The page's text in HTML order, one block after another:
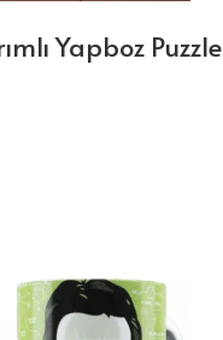
Yapboz Puzzle